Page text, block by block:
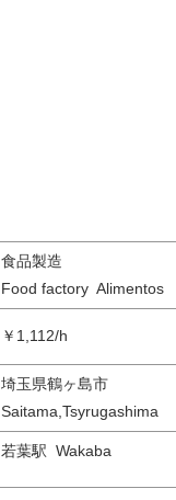
食品製造
Food factory Alimentos
￥1,112/h
埼玉県鶴ヶ島市
Saitama,Tsyrugashima
若葉駅 Wakaba